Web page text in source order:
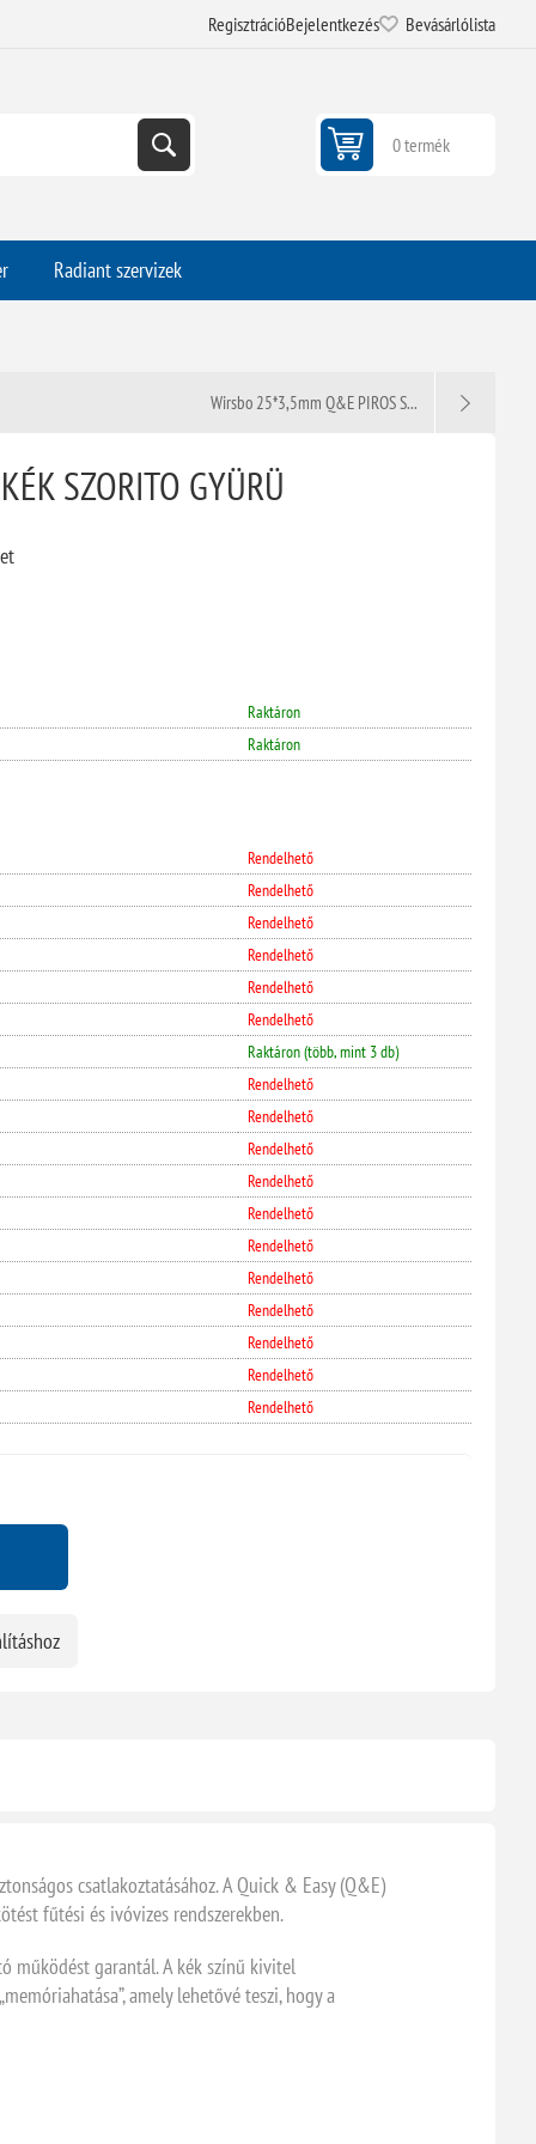
RegisztrációBejelentkezés Bevásárlólista
0 termék
Radiant szervizek
Wirsbo 25*3,5mm Q&E PIROS S...
SZORITO GYÜRÜ
Raktáron
Raktáron
Rendelhető
Rendelhető
Rendelhető
Rendelhető
Rendelhető
Rendelhető
Raktáron (több, mint 3 db)
Rendelhető
Rendelhető
Rendelhető
Rendelhető
Rendelhető
Rendelhető
Rendelhető
Rendelhető
Rendelhető
Rendelhető
Rendelhető
csatlakoztatásához. A Quick & Easy (Q&E)
fűtési és ivóvizes rendszerekben.
működést garantál. A kék színű kivitel
amely lehetővé teszi, hogy a